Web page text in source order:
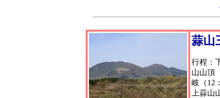
蒜山
行程：
山山頂
岐（12
上蒜